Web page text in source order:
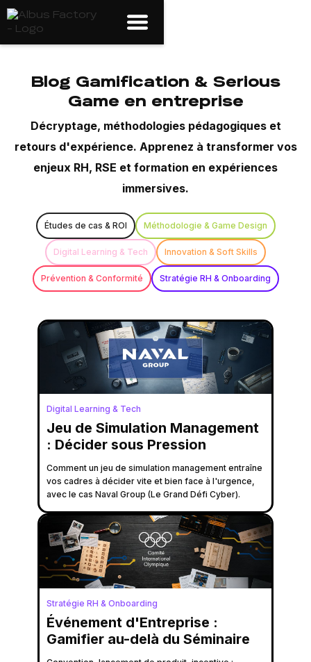
Blog Gamification & Serious
Game en entreprise
Décryptage, méthodologies pédagogiques et
retours d'expérience. Apprenez à transformer vos
enjeux RH, RSE et formation en expériences
immersives.
Études de cas & ROI Méthodologie & Game Design
Digital Learning & Tech Innovation & Soft Skills
Prévention & Conformité Stratégie RH & Onboarding
Digital Learning & Tech
Jeu de Simulation Management
: Décider sous Pression
Comment un jeu de simulation management entraîne
vos cadres à décider vite et bien face à l'urgence,
avec le cas Naval Group (Le Grand Défi Cyber).
Stratégie RH & Onboarding
Événement d'Entreprise :
Gamifier au-delà du Séminaire